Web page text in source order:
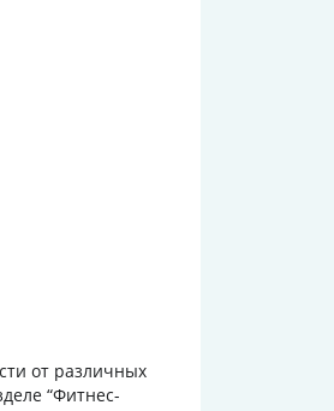
от различных
“Фитнес-